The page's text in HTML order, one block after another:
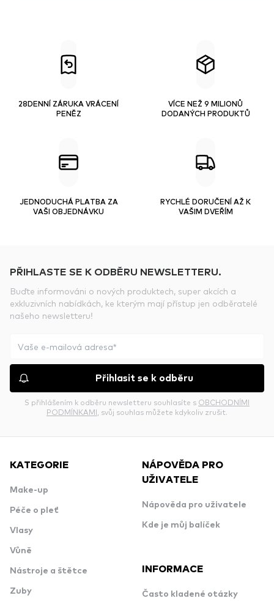
28DENNÍ ZÁRUKA VRÁCENÍ
PENĚZ
VÍCE NEŽ 9 MILIONŮ
DODANÝCH PRODUKTŮ
JEDNODUCHÁ PLATBA ZA
VAŠI OBJEDNÁVKU
RYCHLÉ DORUČENÍ AŽ K
VAŠIM DVEŘÍM
PŘIHLASTE SE K ODBĚRU NEWSLETTERU.
Buďte informováni o nových produktech, super akcích a
exkluzivních nabídkách, ke kterým mají přístup jen odběratelé
našeho newsletteru!
Přihlasit se k odběru
S přihlášením k odběru newsletteru souhlasíte s OBCHODNÍMI
PODMÍNKAMI , svůj souhlas můžete kdykoliv zrušit.
KATEGORIE
Make-up
Péče o pleť
Vlasy
Vůně
Nástroje a štětce
Zuby
NÁPOVĚDA PRO
UŽIVATELE
Nápověda pro uživatele
Kde je můj balíček
INFORMACE
Často kladené otázky